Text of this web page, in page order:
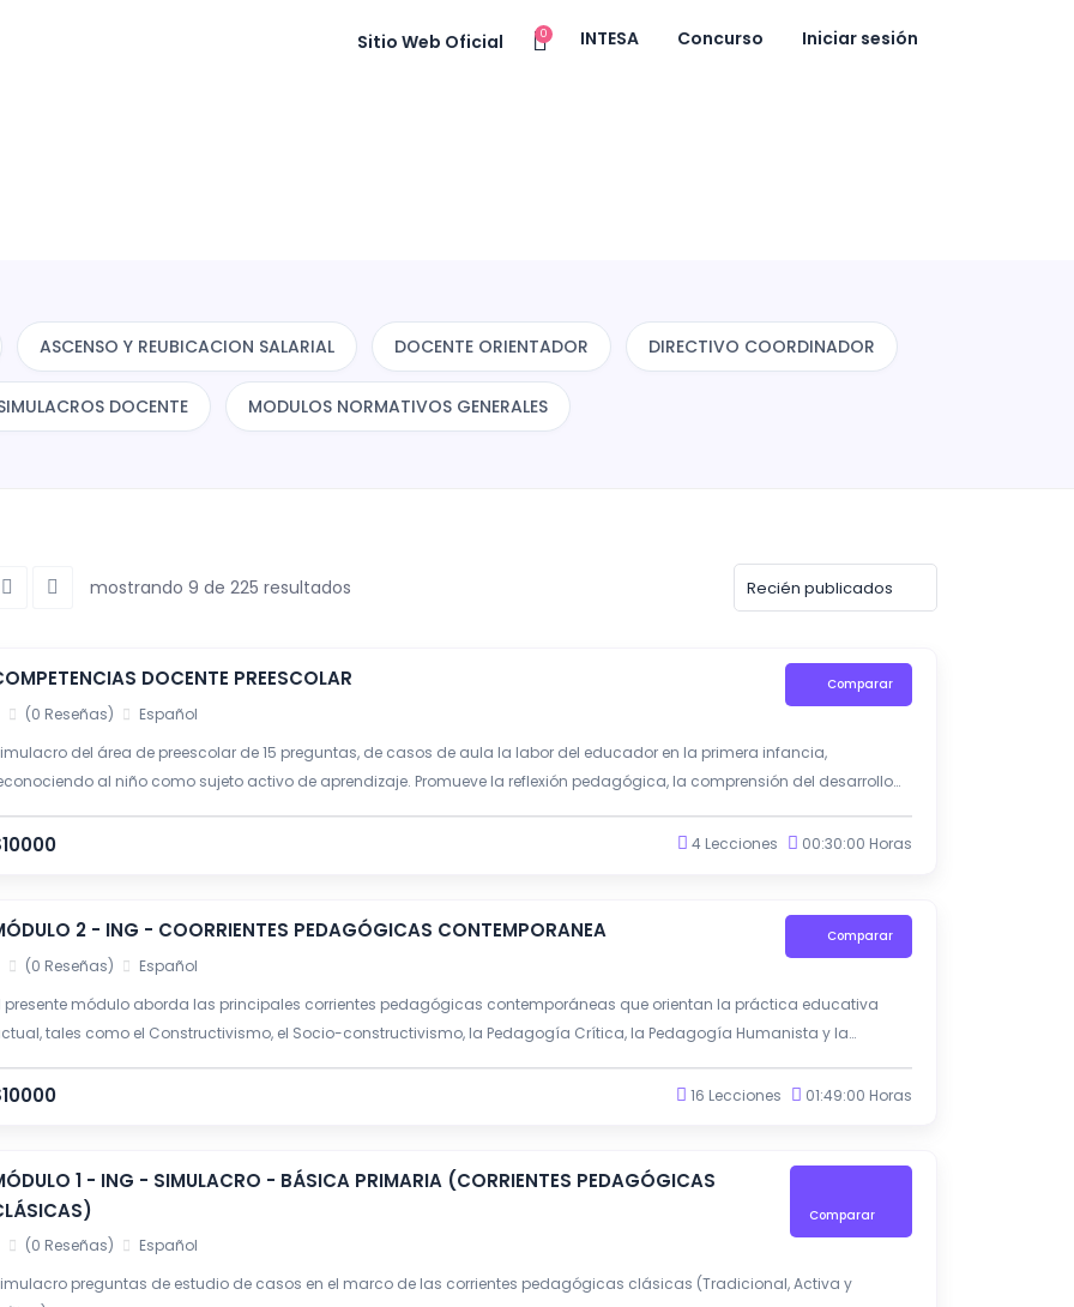
Sitio Web Oficial 0 INTESA Concurso Iniciar sesión
ASCENSO Y REUBICACION SALARIAL DOCENTE ORIENTADOR DIRECTIVO COORDINADOR
DOCENTE MODULOS NORMATIVOS GENERALES
mostrando 9 de 225 resultados
DOCENTE PREESCOLAR Comparar
(0 Reseñas)
Español
del área de preescolar de 15 preguntas, de casos de aula la labor del educador en la primera infancia,
al niño como sujeto activo de aprendizaje. Promueve la reflexión pedagógica, la comprensión del desarrollo
4 Lecciones 00:30:00 Horas
2 - ING - COORRIENTES PEDAGÓGICAS CONTEMPORANEA Comparar
(0 Reseñas)
Español
presente módulo aborda las principales corrientes pedagógicas contemporáneas que orientan la práctica educativa
tales como el Constructivismo, el Socio-constructivismo, la Pedagogía Crítica, la Pedagogía Humanista y la
16 Lecciones 01:49:00 Horas
1 - ING - SIMULACRO - BÁSICA PRIMARIA (CORRIENTES PEDAGÓGICAS
Comparar
(0 Reseñas)
Español
preguntas de estudio de casos en el marco de las corrientes pedagógicas clásicas (Tradicional, Activa y